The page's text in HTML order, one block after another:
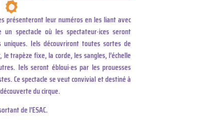
présenteront leur numéros en les liant avec
spectacle où les spectateur·ices seront
Iels découvriront toutes sortes de
trapèze fixe, la corde, les sangles, l’échelle
Iels seront ébloui·es par les prouesses
Ce spectacle se veut convivial et destiné à
du cirque.
de l’ESAC.